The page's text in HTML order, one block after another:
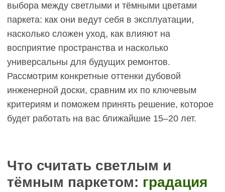
Перед тем как сравнивать практичность,
определимся с терминами. Цвета паркета
условно делятся на несколько групп по шкале
светлоты.
Светлые оттенки паркета включают
выбеленный дуб, светлый дуб без тонировки,
натуральный беж и светло-серый. Эти тона
имеют коэффициент отражения света 50–70%,
визуально расширяют помещение и создают
ощущение чистоты. Выбеленный дуб — это
древесина, обработанная щелочными составами
прозрачным лаком или маслом, без
искусственной тонировки. Натуральный беж и
светло-серый — это дуб с лёгкой пигментацией,